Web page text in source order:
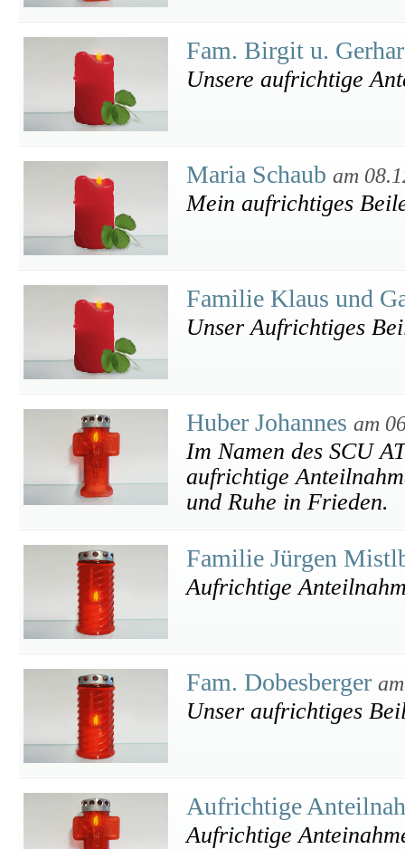
Fam. Birgit u.
Unsere aufrichtige
Maria Schaub am
Mein aufrichtiges
Familie Klaus und
Unser Aufrichtiges
Huber Johannes am
Im Namen des SCU
aufrichtige
und Ruhe in Frieden.
Familie Jürgen
Aufrichtige
Fam. Dobesberger
Unser aufrichtiges
Aufrichtige
Aufrichtige